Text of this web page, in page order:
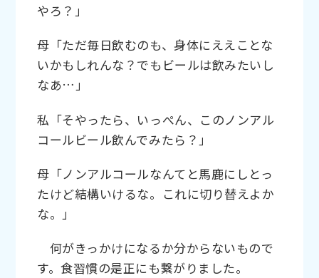
やろ？」
母「ただ毎日飲むのも、身体にええことな
いかもしれんな？でもビールは飲みたいし
なあ…」
私「そやったら、いっぺん、このノンアル
コールビール飲んでみたら？」
母「ノンアルコールなんてと馬鹿にしとっ
たけど結構いけるな。これに切り替えよか
な。」
何がきっかけになるか分からないもので
す。食習慣の是正にも繋がりました。